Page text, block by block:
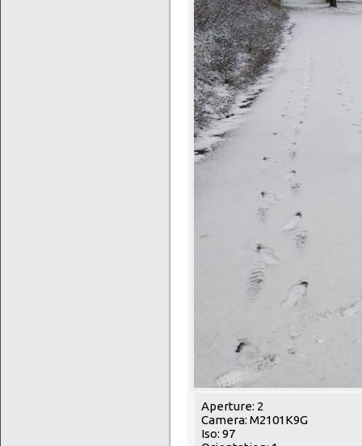
Aperture: 2
Camera: M2101K9G
Iso: 97